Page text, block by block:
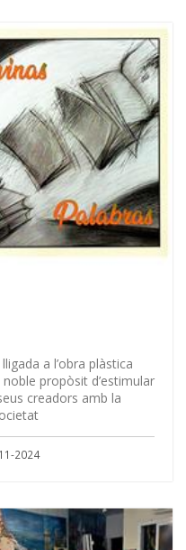
a l’obra plàstica
propòsit d’estimular
creadors amb la
2024